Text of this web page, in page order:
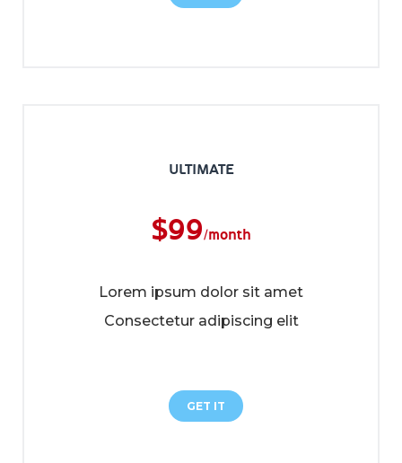
ULTIMATE
$99/month
Lorem ipsum dolor sit amet
Consectetur adipiscing elit
GET IT